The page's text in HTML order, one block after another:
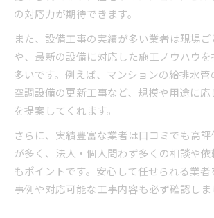
の対応力が期待できます。
また、設備工事の実績が多い業者は現場
や、最新の設備に対応した施工ノウハウ
多いです。例えば、マンションの給排水
空調設備の更新工事など、規模や用途に
を提案してくれます。
さらに、実績豊富な業者は口コミでも高
が多く、法人・個人問わず多くの相談や
もポイントです。安心して任せられる業
事例や対応可能な工事内容も必ず確認しま